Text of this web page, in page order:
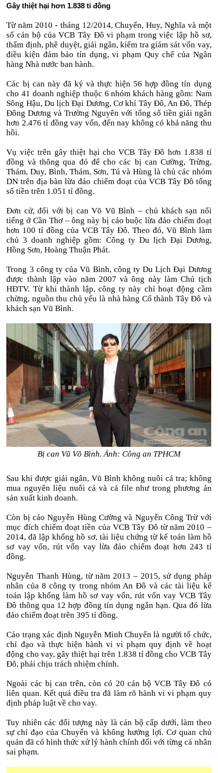
Gây thiệt hại hơn 1.838 tỉ đồng
Từ năm 2010 - tháng 12/2014, Chuyển, Huy, Nghĩa và một
số cán bộ của VCB Tây Đô vi phạm trong việc lập hồ sơ,
thẩm định, phê duyệt, giải ngân, kiểm tra giám sát vốn vay,
điều kiện đảm bảo tín dụng, vi phạm Quy chế của Ngân
hàng Nhà nước ban hành.
Các bị can này đã ký và thực hiện 56 hợp đồng tín dụng
cho 41 doanh nghiệp thuộc 6 nhóm khách hàng gồm: Nam
Sông Hậu, Du lịch Đại Dương, Cơ khí Tây Đô, An Đô, Thép
Đông Dương và Trường Nguyên với tổng số tiền giải ngân
hơn 2.476 tỉ đồng vay vốn, đến nay không có khả năng thu
hồi.
Vụ việc trên gây thiệt hại cho VCB Tây Đô hơn 1.838 tỉ
đồng và thông qua đó để cho các bị can Cường, Trừng,
Thám, Duy, Bình, Thám, Sơn, Tú và Hùng là chủ các nhóm
DN trên địa bàn lừa đảo chiếm đoạt của VCB Tây Đô tổng
số tiền trên 1.051 tỉ đồng.
Đơn cử, đối với bị can Võ Vũ Bình – chủ khách sạn nổi
tiếng ở Cần Thơ – ông này bị cáo buộc lừa đảo chiếm đoạt
hơn 100 tỉ đồng của VCB Tây Đô. Theo đó, Vũ Bình làm
chủ 3 doanh nghiệp gồm: Công ty Du lịch Đại Dương,
Hồng Sơn, Hoàng Thuận Phát.
Trong 3 công ty của Vũ Bình, công ty Du Lịch Đại Dương
được thành lập vào năm 2007 và ông này làm Chủ tịch
HĐTV. Từ khi thành lập, công ty này chỉ hoạt động cầm
chừng, nguồn thu chủ yếu là nhà hàng Cổ thành Tây Đô và
khách sạn Vũ Bình.
Bị can Vũ Võ Bình. Ảnh: Công an TPHCM
Sau khi được giải ngân, Vũ Bình không nuôi cá tra; không
mua nguyên liệu nuôi cá và cá file như trong phương án
sản xuất kinh doanh.
Còn bị cáo Nguyễn Hùng Cường và Nguyễn Công Trừ với
mục đích chiếm đoạt tiền của VCB Tây Đô từ năm 2010 –
2014, đã lập khống hồ sơ, tài liệu chứng từ kế toán làm hồ
sơ vay vốn, rút vốn vay lừa đảo chiếm đoạt hơn 243 tỉ
đồng.
Nguyễn Thanh Hùng, từ năm 2013 – 2015, sử dụng pháp
nhân của 8 công ty trong nhóm An Đô và các tài liệu kế
toán lập khống làm hồ sơ vay vốn, rút vốn vay VCB Tây
Đô thông qua 12 hợp đồng tín dụng ngắn hạn. Qua đó lừa
đảo chiếm đoạt trên 395 tỉ đồng.
Cáo trạng xác định Nguyễn Minh Chuyển là người tổ chức,
chỉ đạo và thực hiện hành vi vi phạm quy định về hoạt
động cho vay, gây thiệt hại trên 1.838 tỉ đồng cho VCB Tây
Đô, phải chịu trách nhiệm chính.
Ngoài các bị can trên, còn có 20 cán bộ VCB Tây Đô có
liên quan. Kết quả điều tra đã làm rõ hành vi vi phạm quy
định pháp luật về cho vay.
Tuy nhiên các đối tượng này là cán bộ cấp dưới, làm theo
sự chỉ đạo của Chuyển và không hưởng lợi. Cơ quan chủ
quản đã có hình thức xử lý hành chính đối với từng cá nhân
sai phạm.